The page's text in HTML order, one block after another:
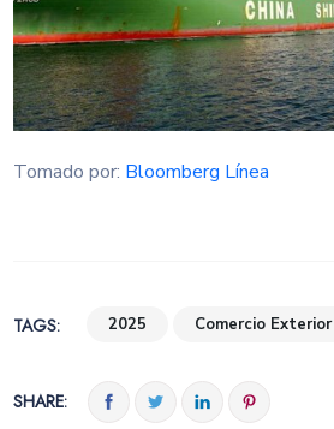
Tomado por: Bloomberg Línea
TAGS: 2025 Comercio Exterior
SHARE: